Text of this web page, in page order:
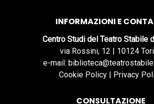
INFORMAZIONI E
Centro Studi del Teatro Stabile
via Rossini, 12 | 10124
e-mail:
Cookie Policy | Privacy
CONSULTAZIONE